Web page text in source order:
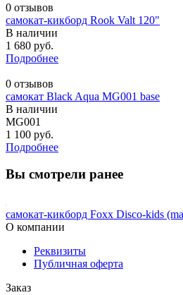
0 отзывов
самокат-кикборд Rook Valt 120"
В наличии
1 680 руб.
Подробнее
0 отзывов
самокат Black Aqua MG001 base
В наличии
MG001
1 100 руб.
Подробнее
Вы смотрели ранее
самокат-кикборд Foxx Disco-kids
О компании
Реквизиты
Публичная оферта
Заказ